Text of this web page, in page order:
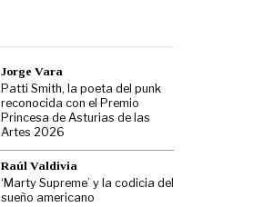
Jorge Vara
Patti Smith, la poeta del punk
reconocida con el Premio
Princesa de Asturias de las
Artes 2026
Raúl Valdivia
‘Marty Supreme’ y la codicia del
sueño americano